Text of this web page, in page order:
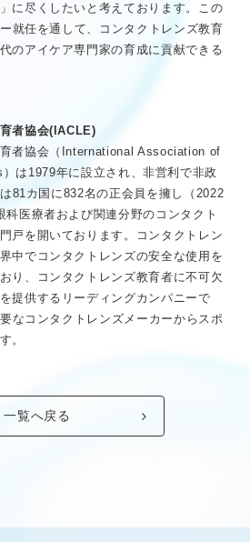
に尽くしたいと考えております。この
就任を通して、コンタクトレンズ教育
のアイケア専門家の育成に貢献できる
者協会(IACLE)
者協会（International Association of
は1979年に設立され、非営利で非政
81カ国に832名の正会員を擁し（2022
医療者および関連分野のコンタクト
戸を開いております。コンタクトレン
中でコンタクトレンズの安全な使用を
り、コンタクトレンズ教育者に不可欠
提供するリーディングカンパニーで
なコンタクトレンズメーカーからスポ
。
一覧へ戻る